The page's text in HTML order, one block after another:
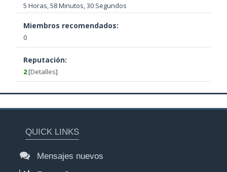
5 Horas, 58 Minutos, 30 Segundos
Miembros recomendados:
0
Reputación:
2[Detalles]
QUICK LINKS
Mensajes nuevos